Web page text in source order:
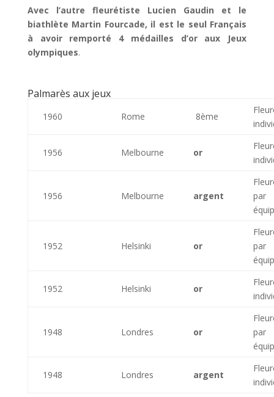
Avec l’autre fleurétiste Lucien Gaudin et le
biathlète Martin Fourcade, il est le seul Français
à avoir remporté 4 médailles d’or aux Jeux
olympiques.
Palmarès aux jeux
1960 Rome 8ème
1956 Melbourne or
1956 Melbourne argent
par
1952 Helsinki or
par
1952 Helsinki or
1948 Londres or
par
1948 Londres argent